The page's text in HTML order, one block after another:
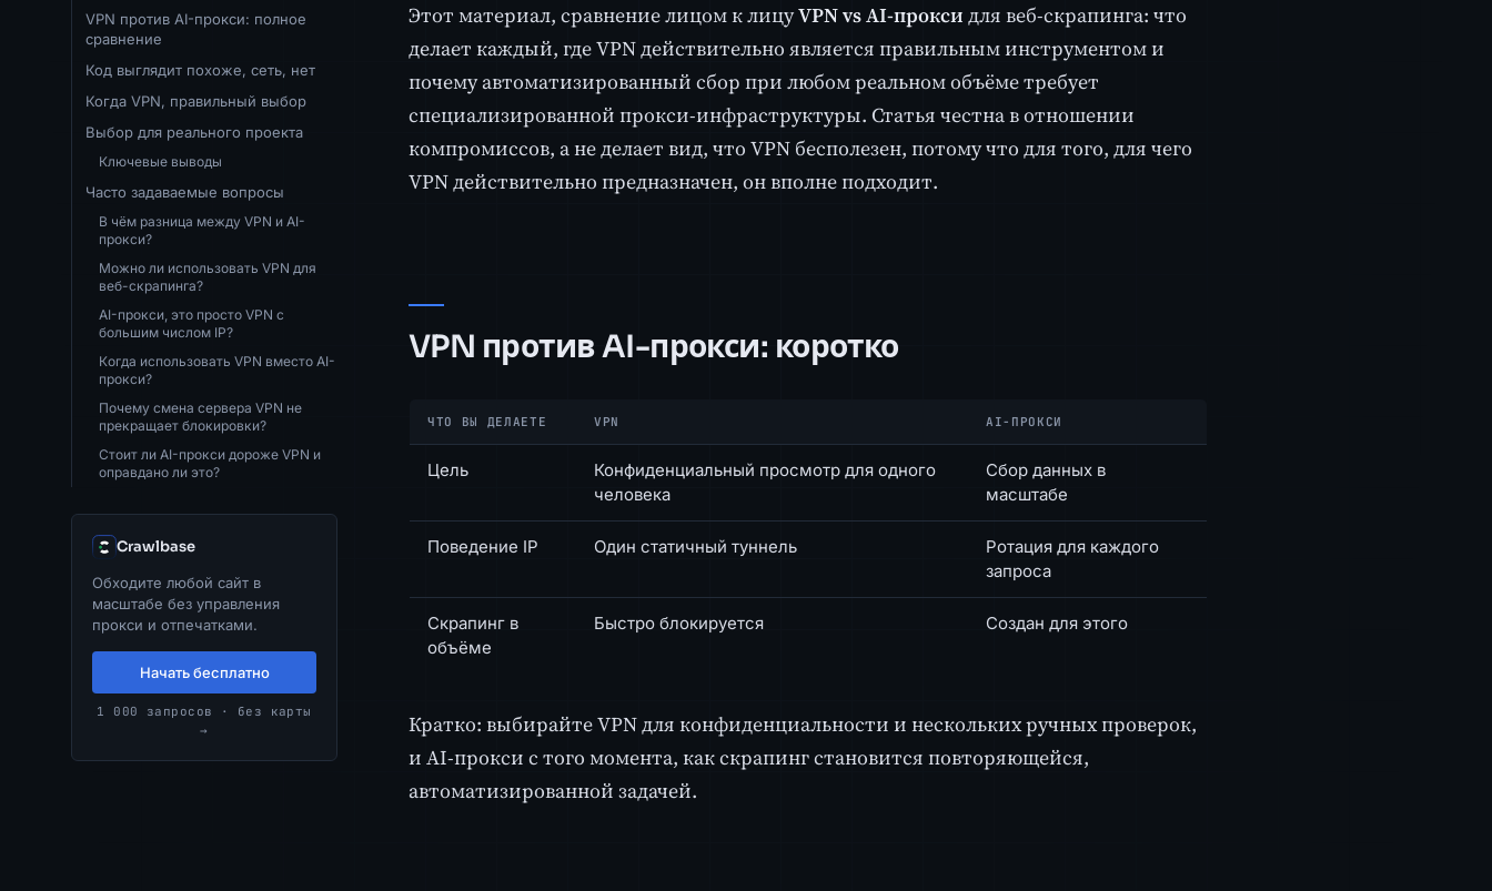
VPN против AI-прокси: полное
сравнение
Код выглядит похоже, сеть, нет
Когда VPN, правильный выбор
Выбор для реального проекта
Ключевые выводы
Часто задаваемые вопросы
В чём разница между VPN и AI-
прокси?
Можно ли использовать VPN для
веб-скрапинга?
AI-прокси, это просто VPN с
большим числом IP?
Когда использовать VPN вместо AI-
прокси?
Почему смена сервера VPN не
прекращает блокировки?
Стоит ли AI-прокси дороже VPN и
оправдано ли это?
Crawlbase
Обходите любой сайт в
масштабе без управления
прокси и отпечатками.
Начать бесплатно
1 000 запросов · без карты
→
Этот материал, сравнение лицом к лицуVPN vs AI-прокси для веб-скрапинга: что
делает каждый, где VPN действительно является правильным инструментом и
почему автоматизированный сбор при любом реальном объёме требует
специализированной прокси-инфраструктуры. Статья честна в отношении
компромиссов, а не делает вид, что VPN бесполезен, потому что для того, для чего
VPN действительно предназначен, он вполне подходит.
VPN против AI-прокси: коротко
ЧТО ВЫ ДЕЛАЕТЕ VPN AI-ПРОКСИ
Цель
Конфиденциальный просмотр для одного
человека
Сбор данных в
масштабе
Поведение IP Один статичный туннель
Ротация для каждого
запроса
Скрапинг в
объёме
Быстро блокируется Создан для этого
Кратко: выбирайте VPN для конфиденциальности и нескольких ручных проверок,
и AI-прокси с того момента, как скрапинг становится повторяющейся,
автоматизированной задачей.